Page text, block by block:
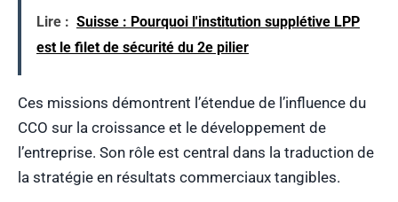
Lire : Suisse : Pourquoi l'institution supplétive LPP
est le filet de sécurité du 2e pilier
Ces missions démontrent l’étendue de l’influence du
CCO sur la croissance et le développement de
l’entreprise. Son rôle est central dans la traduction de
la stratégie en résultats commerciaux tangibles.